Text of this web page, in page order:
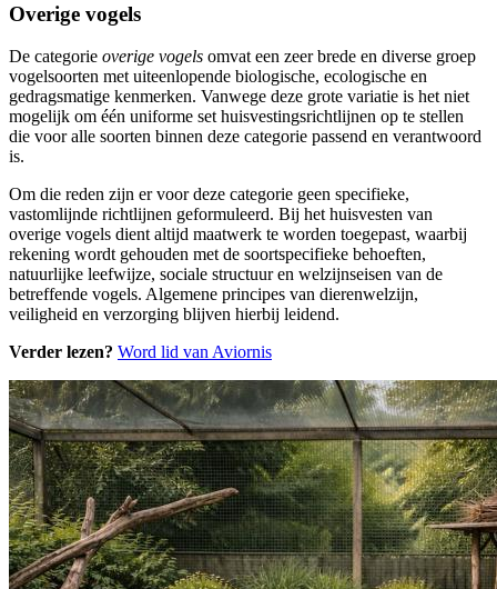
Overige vogels
De categorie overige vogels omvat een zeer brede en diverse groep
vogelsoorten met uiteenlopende biologische, ecologische en
gedragsmatige kenmerken. Vanwege deze grote variatie is het niet
mogelijk om één uniforme set huisvestingsrichtlijnen op te stellen
die voor alle soorten binnen deze categorie passend en verantwoord
is.
Om die reden zijn er voor deze categorie geen specifieke,
vastomlijnde richtlijnen geformuleerd. Bij het huisvesten van
overige vogels dient altijd maatwerk te worden toegepast, waarbij
rekening wordt gehouden met de soortspecifieke behoeften,
natuurlijke leefwijze, sociale structuur en welzijnseisen van de
betreffende vogels. Algemene principes van dierenwelzijn,
veiligheid en verzorging blijven hierbij leidend.
Verder lezen? Word lid van Aviornis